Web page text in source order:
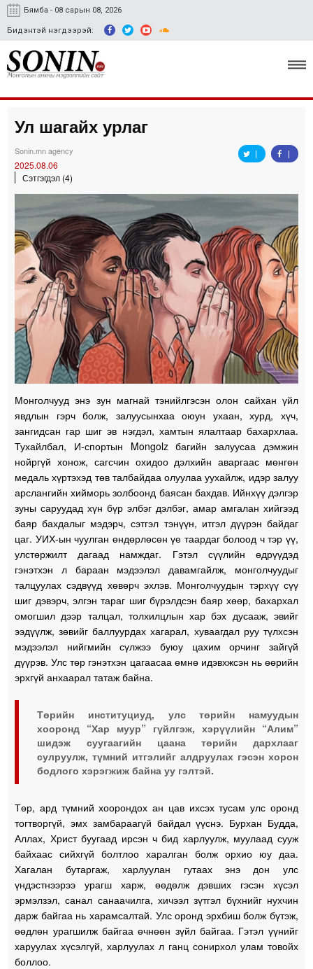
Бямба - 08 сарын 08, 2026
Бидэнтэй нэгдээрэй:
Улс төр, эдийн засаг
Спорт
Easy news
Ул шагайх урлаг
Sonin.mn agency
2025.08.06
Сэтгэгдэл (4)
Монголчууд энэ зун магнай тэнийлгэсэн олон сайхан үйл
явдлын гэрч болж, залуусынхаа оюун ухаан, хурд, хүч,
зангидсан гар шиг эв нэгдэл, хамтын ялалтаар бахархлаа.
Тухайлбал, И-спортын Mongolz багийн залуусаа дэмжин
нойргүй хонож, сагсчин охидоо дэлхийн аваргаас мөнгөн
медаль хүртэхэд төв талбайдаа олуулаа уухайлж, идэр залуу
арслангийн хийморь золбоонд баясан бахдав. Ийнхүү дэлгэр
зуны саруудад хүн бүр элбэг дэлбэг, амар амгалан хийгээд
баяр бахдалыг мэдэрч, сэтгэл тэнүүн, итгэл дүүрэн байдаг
цаг. УИХ-ын чуулган өндөрлөсөн үе таардаг болоод ч тэр үү,
улстөржилт дагаад намждаг. Гэтэл сүүлийн өдрүүдэд
гэнэтхэн л бараан мэдээлэл давамгайлж, монголчуудыг
талцуулах сэдвүүд хөвөрч эхлэв. Монголчуудын тэрхүү сүү
шиг дэвэрч, элгэн тараг шиг бүрэлдсэн баяр хөөр, бахархал
омогшил дээр талцал, толхилцлын хар бэх дусааж, эвийг
ээдүүлж, зөвийг баллуурдах хагарал, хуваагдал руу түлхсэн
мэдээлэл нийгмийн сүлжээ буюу цахим орчинг зайгүй
дүүрэв. Улс төр гэнэтхэн цагаасаа өмнө идэвхжсэн нь өөрийн
эрхгүй анхаарал татаж байна.
Төрийн институциуд, улс төрийн намуудын
хооронд “Хар муур” гүйлгэж, хэрүүлийн “Алим”
шидэж суугаагийн цаана төрийн дархлааг
сулруулж, түмний итгэлийг алдруулах гэсэн хорон
бодлого хэрэгжиж байна уу гэлтэй.
Төр, ард түмний хоорондох ан цав ихсэх тусам улс оронд
тогтворгүй, эмх замбараагүй байдал үүснэ. Бурхан Будда,
Аллах, Христ буугаад ирсэн ч бид харлуулж, муулаад сууж
байхаас сийхгүй болтлоо харалган болж орхио юу даа.
Хагалан бутаргаж, харлуулан гутаах энэ дон улс
үндэстнээрээ урагш харж, өөдөлж дэвших гэсэн хүсэл
эрмэлзэл, санал санаачилга, хичээл зүтгэл бүхнийг нухчин
дарж байгаа нь харамсалтай. Улс оронд эрхбиш болж бүтэж,
өөдлөн урагшилж байгаа өчнөөн зүйл байгаа. Гэтэл үүнийг
харуулах хүсэлгүй, харлуулах л ганц сонирхол улам товойх
боллоо.